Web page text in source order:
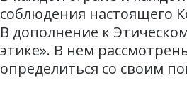
соблюдения настоящего
В дополнение к
этике». В нем
определиться со своим